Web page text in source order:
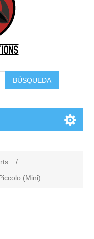
BÚSQUEDA
/
(Mini)